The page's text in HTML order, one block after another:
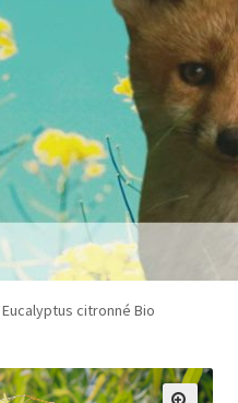
Eucalyptus citronné Bio